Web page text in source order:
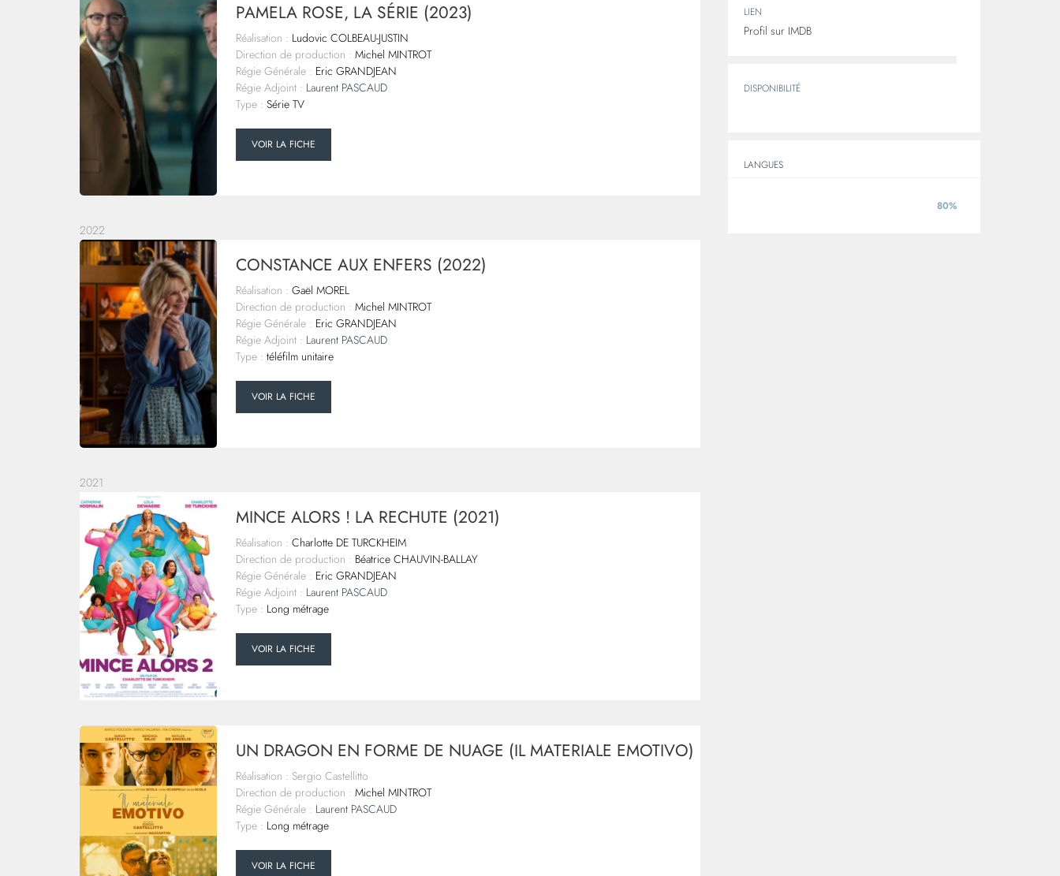
PAMELA ROSE, LA SÉRIE (2023)
Réalisation : Ludovic COLBEAU-JUSTIN
Direction de production : Michel MINTROT
Régie Générale : Eric GRANDJEAN
Régie Adjoint : Laurent PASCAUD
Type : Série TV
VOIR LA FICHE
2022
CONSTANCE AUX ENFERS (2022)
Réalisation : Gaël MOREL
Direction de production : Michel MINTROT
Régie Générale : Eric GRANDJEAN
Régie Adjoint : Laurent PASCAUD
Type : téléfilm unitaire
VOIR LA FICHE
2021
MINCE ALORS ! LA RECHUTE (2021)
Réalisation : Charlotte DE TURCKHEIM
Direction de production : Béatrice CHAUVIN-BALLAY
Régie Générale : Eric GRANDJEAN
Régie Adjoint : Laurent PASCAUD
Type : Long métrage
VOIR LA FICHE
UN DRAGON EN FORME DE NUAGE (IL MATERIALE EMOTIVO)
Réalisation : Sergio Castellitto
Direction de production : Michel MINTROT
Régie Générale : Laurent PASCAUD
Type : Long métrage
VOIR LA FICHE
LIEN
Profil sur IMDB
DISPONIBILITÉ
LANGUES
80%